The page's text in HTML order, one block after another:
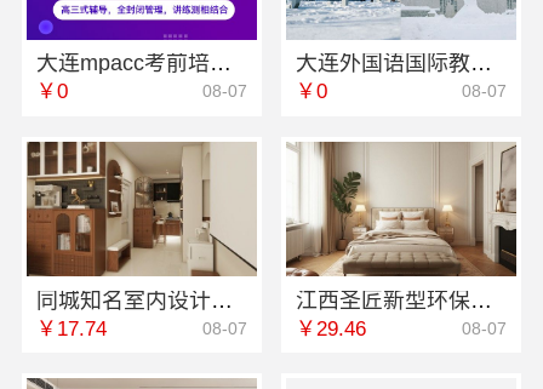
大连mpacc考前培训机构学费多少 社科赛斯会计专硕考研开启备考专属计划
￥0 08-07
大连外国语国际教育学院航空职教报名今日信息
￥0 08-07
同城知名室内设计团队高端嘉兴绿色之家建材科技有限公司
￥17.74 08-07
江西圣匠新型环保材料有限公司-室内装修设计施工厂家
￥29.46 08-07